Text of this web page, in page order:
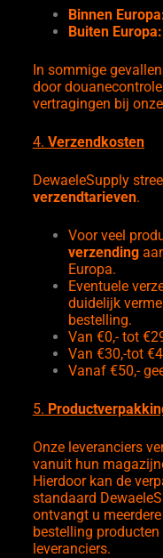
Binnen
Buiten Europa:
In sommige
door
vertragingen bij
4. Verzendkosten
DewaeleSupply
verzendtarieven.
Voor veel
verzending
Europa.
Eventuele
duidelijk
bestelling.
Van €0,- tot
Van €30,-tot
Vanaf €50,-
5.
Onze leveranciers
vanuit hun
Hierdoor kan de
standaard
ontvangt u
bestelling
leveranciers.